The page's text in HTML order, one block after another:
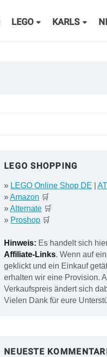
LEGO KARLS
LEGO SHOPPING
» LEGO Online Shop DE AT
»Amazon 🛒
»Alternate🛒
» Proshop🛒
Hinweis: Es handelt sich
Affiliate-Links. Wenn auf
geklickt und ein Einkauf
erhalten wir eine Provision.
Verkaufspreis ändert sich
Vielen Dank für eure
NEUESTE